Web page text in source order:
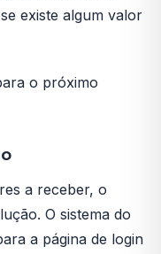
existe algum valor
o próximo
a receber, o
O sistema do
a página de login